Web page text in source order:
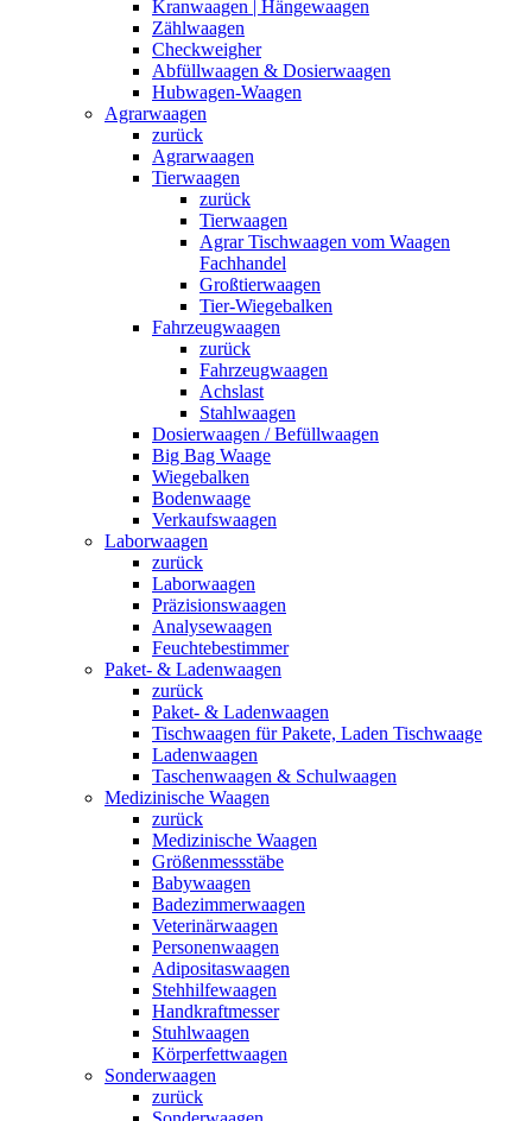
Kranwaagen | Hängewaagen
Zählwaagen
Checkweigher
Abfüllwaagen & Dosierwaagen
Hubwagen-Waagen
Agrarwaagen
zurück
Agrarwaagen
Tierwaagen
zurück
Tierwaagen
Agrar Tischwaagen vom Waagen
Fachhandel
Großtierwaagen
Tier-Wiegebalken
Fahrzeugwaagen
zurück
Fahrzeugwaagen
Achslast
Stahlwaagen
Dosierwaagen / Befüllwaagen
Big Bag Waage
Wiegebalken
Bodenwaage
Verkaufswaagen
Laborwaagen
zurück
Laborwaagen
Präzisionswaagen
Analysewaagen
Feuchtebestimmer
Paket- & Ladenwaagen
zurück
Paket- & Ladenwaagen
Tischwaagen für Pakete, Laden Tischwaage
Ladenwaagen
Taschenwaagen & Schulwaagen
Medizinische Waagen
zurück
Medizinische Waagen
Größenmessstäbe
Babywaagen
Badezimmerwaagen
Veterinärwaagen
Personenwaagen
Adipositaswaagen
Stehhilfewaagen
Handkraftmesser
Stuhlwaagen
Körperfettwaagen
Sonderwaagen
zurück